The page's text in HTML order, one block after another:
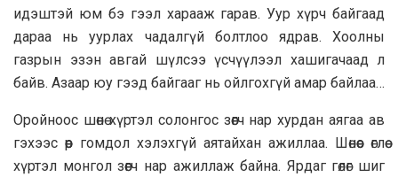
идэштэй юм бэ гээл харааж гарав. Уур хүрч байгаад
дараа нь уурлах чадалгүй болтлоо ядрав. Хоолны
газрын эзэн авгай шүлсээ үсчүүлээл хашигачаад л
байв. Азаар юу гээд байгааг нь ойлгохгүй амар байлаа…
Оройноос шѳнѳ хүртэл солонгос зѳѳгч нар хурдан аягаа ав
гэхээс ѳѳр гомдол хэлэхгүй аятайхан ажиллаа. Шѳнѳѳс ѳглѳѳ
хүртэл монгол зѳѳгч нар ажиллаж байна. Ярдаг гѳлѳг шиг